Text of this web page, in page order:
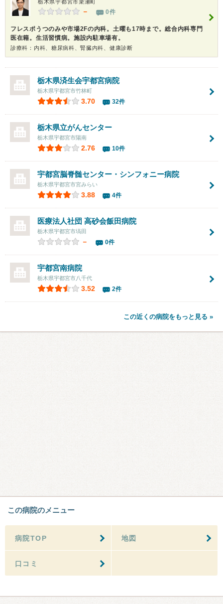
栃木県宇都宮市簗瀬町
－ 0件
フレスポうつのみや市場2Fの内科。土曜も17時まで。総合内科専門
医在籍。生活習慣病。施設内駐車場有。
診療科：内科、糖尿病科、腎臓内科、健康診断
栃木県済生会宇都宮病院
栃木県宇都宮市竹林町
3.70 32件
栃木県立がんセンター
栃木県宇都宮市陽南
2.76 10件
宇都宮脳脊髄センター・シンフォニー病院
栃木県宇都宮市宮みらい
3.88 4件
医療法人社団 高砂会飯田病院
栃木県宇都宮市塙田
－ 0件
宇都宮南病院
栃木県宇都宮市八千代
3.52 2件
この近くの病院をもっと見る »
この病院のメニュー
病院TOP 地図
口コミ